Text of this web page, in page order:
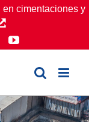
cimentaciones y
YouTube